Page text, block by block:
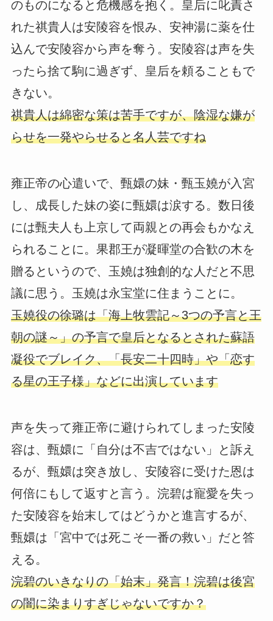
のものになると危機感を抱く。皇后に叱責さ
れた祺貴人は安陵容を恨み、安神湯に薬を仕
込んで安陵容から声を奪う。安陵容は声を失
ったら捨て駒に過ぎず、皇后を頼ることもで
きない。
祺貴人は綿密な策は苦手ですが、陰湿な嫌が
らせを一発やらせると名人芸ですね
雍正帝の心遣いで、甄嬛の妹・甄玉嬈が入宮
し、成長した妹の姿に甄嬛は涙する。数日後
には甄夫人も上京して両親との再会もかなえ
られることに。果郡王が凝暉堂の合歓の木を
贈るというので、玉嬈は独創的な人だと不思
議に思う。玉嬈は永宝堂に住まうことに。
玉嬈役の徐璐は「海上牧雲記～3つの予言と王
朝の謎～」の予言で皇后となるとされた蘇語
凝役でブレイク、「長安二十四時」や「恋す
る星の王子様」などに出演しています
声を失って雍正帝に避けられてしまった安陵
容は、甄嬛に「自分は不吉ではない」と訴え
るが、甄嬛は突き放し、安陵容に受けた恩は
何倍にもして返すと言う。浣碧は寵愛を失っ
た安陵容を始末してはどうかと進言するが、
甄嬛は「宮中では死こそ一番の救い」だと答
える。
浣碧のいきなりの「始末」発言！浣碧は後宮
の闇に染まりすぎじゃないですか？